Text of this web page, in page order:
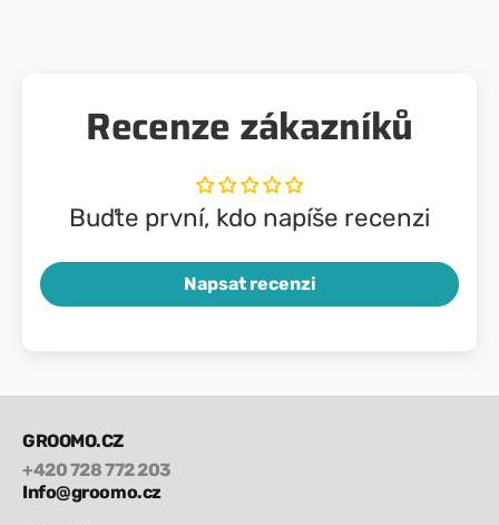
Recenze zákazníků
Buďte první, kdo napíše recenzi
Napsat recenzi
GROOMO.CZ
+420 728 772 203
Info@groomo.cz